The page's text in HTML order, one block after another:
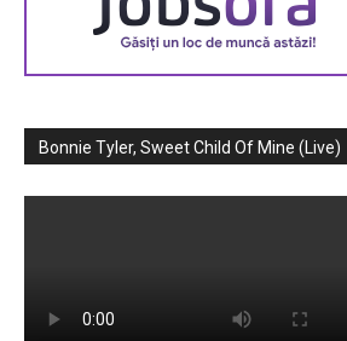
Bonnie Tyler, Sweet Child Of Mine (Live)